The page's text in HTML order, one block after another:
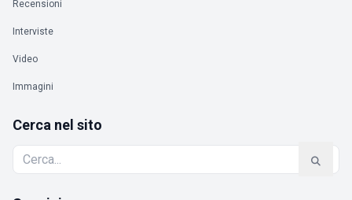
Recensioni
Interviste
Video
Immagini
Cerca nel sito